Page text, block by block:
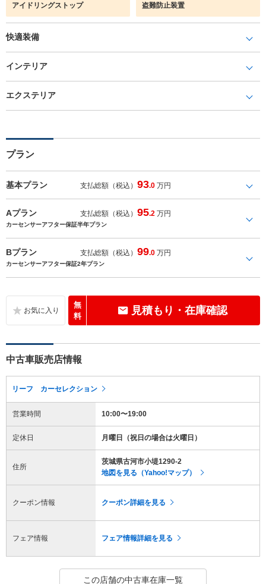
アイドリングストップ 盗難防止装置
快適装備
インテリア
エクステリア
プラン
基本プラン 支払総額（税込）93.0 万円
Aプラン 支払総額（税込）95.2 万円
カーセンサーアフター保証半年プラン
Bプラン 支払総額（税込）99.0 万円
カーセンサーアフター保証2年プラン
無
料
見積もり・在庫確認
中古車販売店情報
リーフ カーセレクション
営業時間 10:00〜19:00
定休日 月曜日（祝日の場合は火曜日）
住所
茨城県古河市小堤1290-2
地図を見る（Yahoo!マップ）
クーポン情報 クーポン詳細を見る
フェア情報 フェア情報詳細を見る
この店舗の中古車在庫一覧